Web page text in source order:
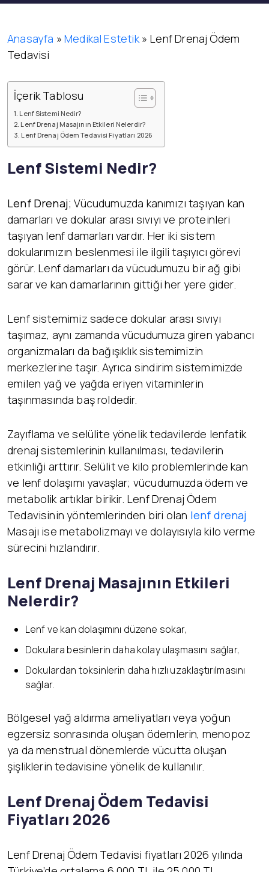
Anasayfa » Medikal Estetik» Lenf Drenaj Ödem
Tedavisi
İçerik Tablosu
Lenf Sistemi Nedir?
Lenf Drenaj Masajının Etkileri Nelerdir?
Lenf Drenaj Ödem Tedavisi Fiyatları 2026
Lenf Sistemi Nedir?
Lenf Drenaj; Vücudumuzda kanımızı taşıyan kan
damarları ve dokular arası sıvıyı ve proteinleri
taşıyan lenf damarları vardır. Her iki sistem
dokularımızın beslenmesi ile ilgili taşıyıcı görevi
görür. Lenf damarları da vücudumuzu bir ağ gibi
sarar ve kan damarlarının gittiği her yere gider.
Lenf sistemimiz sadece dokular arası sıvıyı
taşımaz, aynı zamanda vücudumuza giren yabancı
organizmaları da bağışıklık sistemimizin
merkezlerine taşır. Ayrıca sindirim sistemimizde
emilen yağ ve yağda eriyen vitaminlerin
taşınmasında baş roldedir.
Zayıflama ve selülite yönelik tedavilerde lenfatik
drenaj sistemlerinin kullanılması, tedavilerin
etkinliği arttırır. Selülit ve kilo problemlerinde kan
ve lenf dolaşımı yavaşlar; vücudumuzda ödem ve
metabolik artıklar birikir. Lenf Drenaj Ödem
Tedavisinin yöntemlerinden biri olan lenf drenaj
Masajı ise metabolizmayı ve dolayısıyla kilo verme
sürecini hızlandırır.
Lenf Drenaj Masajının Etkileri
Nelerdir?
Lenf ve kan dolaşımını düzene sokar,
Dokulara besinlerin daha kolay ulaşmasını sağlar,
Dokulardan toksinlerin daha hızlı uzaklaştırılmasını
sağlar.
Bölgesel yağ aldırma ameliyatları veya yoğun
egzersiz sonrasında oluşan ödemlerin, menopoz
ya da menstrual dönemlerde vücutta oluşan
şişliklerin tedavisine yönelik de kullanılır.
Lenf Drenaj Ödem Tedavisi
Fiyatları 2026
Lenf Drenaj Ödem Tedavisi fiyatları 2026 yılında